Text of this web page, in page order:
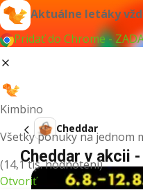
Aktuálne letáky
Pridať do Chrome -
Kimbino
Všetky ponuky na jednom
(14,1 tis. hodnotení)
Otvoriť
Cheddar
Cheddar v akcii